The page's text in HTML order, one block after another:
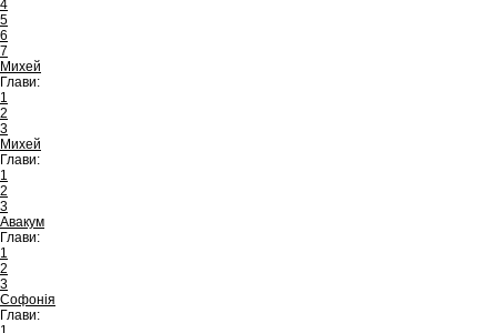
4
5
6
7
Михей
Глави:
1
2
3
Михей
Глави:
1
2
3
Авакум
Глави:
1
2
3
Софонія
Глави: